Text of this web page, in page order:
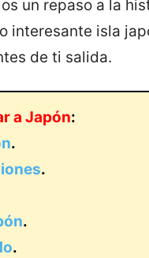
un repaso a la
interesante isla
de ti salida.
a Japón:
.
.
.
.